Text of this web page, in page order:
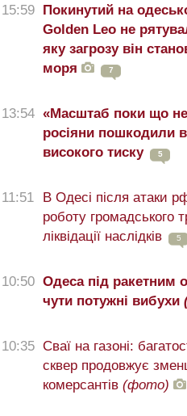
15:59 Покинутий на
Golden Leo не
яку загрозу він
моря
7
13:54 «Масштаб поки що
росіяни пошкодили
високого тиску
5
11:51
В Одесі після атаки
роботу громадського
ліквідації наслідків
5
10:50 Одеса під ракетним
чути потужні вибухи
10:35 Сваї на газоні:
сквер продовжує
комерсантів (фото)